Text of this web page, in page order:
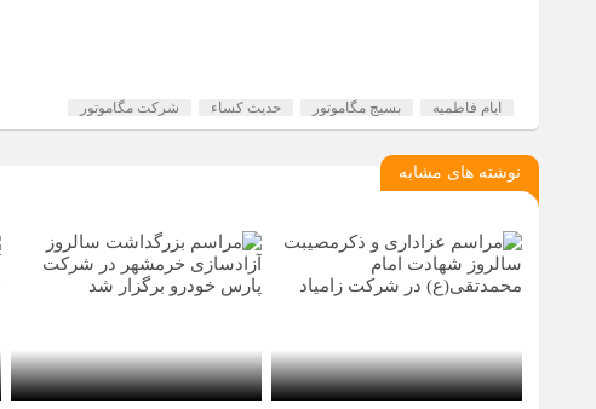
ایام فاطمیه بسیج مگاموتور حدیث کساء شرکت مگاموتور
نوشته های مشابه